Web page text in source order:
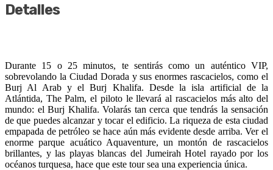
Detalles
Durante 15 o 25 minutos, te sentirás como un auténtico VIP,
sobrevolando la Ciudad Dorada y sus enormes rascacielos, como el
Burj Al Arab y el Burj Khalifa. Desde la isla artificial de la
Atlántida, The Palm, el piloto le llevará al rascacielos más alto del
mundo: el Burj Khalifa. Volarás tan cerca que tendrás la sensación
de que puedes alcanzar y tocar el edificio. La riqueza de esta ciudad
empapada de petróleo se hace aún más evidente desde arriba. Ver el
enorme parque acuático Aquaventure, un montón de rascacielos
brillantes, y las playas blancas del Jumeirah Hotel rayado por los
océanos turquesa, hace que este tour sea una experiencia única.